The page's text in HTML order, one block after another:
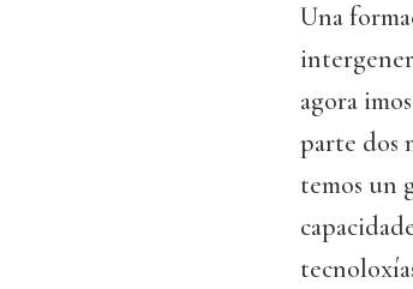
Una
agora
parte dos
temos un